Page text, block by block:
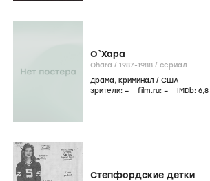
О`Хара
Ohara / 1987-1988 / сериал
драма, криминал / США
зрители: – film.ru: – IMDb: 6,8
Степфордские детки